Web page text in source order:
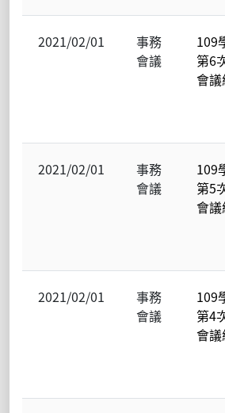
2021/02/01
事務
會議
109
第6
會
2021/02/01
事務
會議
109
第5
會
2021/02/01
事務
會議
109
第4
會